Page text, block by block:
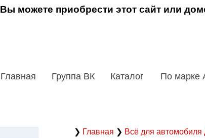
Вы можете приобрести этот сайт или
Главная Группа ВК Каталог По марке
❯ Главная ❯ Всё для автомобиля